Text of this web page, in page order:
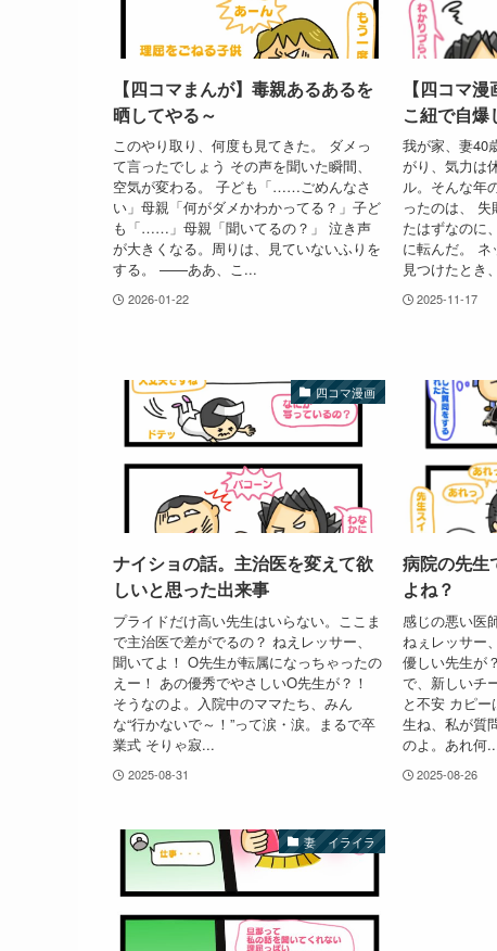
【四コマまんが】毒親あるあるを
晒してやる～
このやり取り、何度も見てきた。 ダメっ
て言ったでしょう その声を聞いた瞬間、
空気が変わる。 子ども「……ごめんなさ
い」母親「何がダメかわかってる？」子ど
も「……」母親「聞いてるの？」 泣き声
が大きくなる。周りは、見ていないふりを
する。 ——ああ、こ...
2026-01-22
【四コマ
こ紐で自爆
我が家、妻40
がり、気力は
ル。そんな年
ったのは、
たはずなのに
に転んだ。 ネ
見つけたとき
2025-11-17
四コマ漫画
ナイショの話。主治医を変えて欲
しいと思った出来事
プライドだけ高い先生はいらない。ここま
で主治医で差がでるの？ ねえレッサー、
聞いてよ！ O先生が転属になっちゃったの
えー！ あの優秀でやさしいO先生が？！
そうなのよ。入院中のママたち、みん
な“行かないで～！”って涙・涙。まるで卒
業式 そりゃ寂...
2025-08-31
病院の先生
よね？
感じの悪い医
ねぇレッサー
優しい先生が
で、新しいチ
と不安 カピ
生ね、私が質
のよ。あれ何
2025-08-26
妻 イライラ